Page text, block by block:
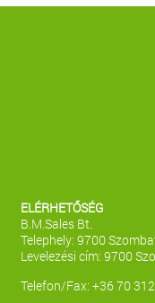
ELÉRHETŐSÉG
B.M.Sales Bt.
Telephely: 9700
Levelezési cím: 9700
Telefon/Fax: +36 70